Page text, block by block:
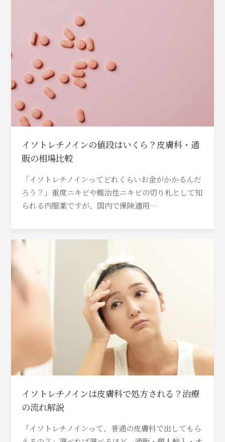
イソトレチノインの値段はいくら？皮膚科・通
販の相場比較
「イソトレチノインってどれくらいお金がかかるんだ
ろう？」重度ニキビや難治性ニキビの切り札として知
られる内服薬ですが、国内で保険適用…
イソトレチノインは皮膚科で処方される？治療
の流れ解説
「イソトレチノインって、普通の皮膚科で出してもら